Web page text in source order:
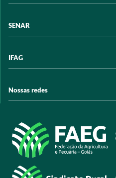
Programas e Serviços
Trabalhe conosco
Transparência
SENAR
Transparência
Arrecadação
IFAG
Programas e Serviços
Acesso à Informação
Nossas redes
@sistemafaeg
/SistemaFaeg
/sistemafaeg